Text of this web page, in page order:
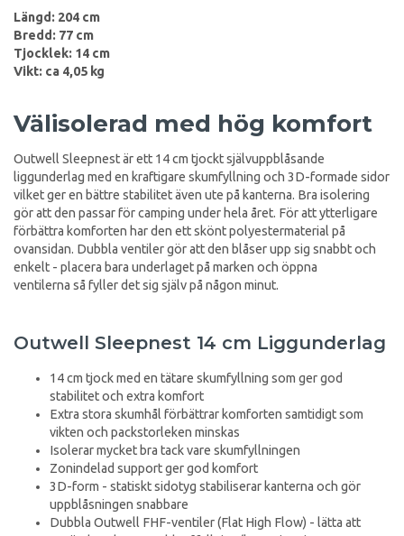
Längd: 204 cm
Bredd: 77 cm
Tjocklek: 14 cm
Vikt: ca 4,05 kg
Välisolerad med hög komfort
Outwell Sleepnest är ett 14 cm tjockt självuppblåsande
liggunderlag med en kraftigare skumfyllning och 3D-formade sidor
vilket ger en bättre stabilitet även ute på kanterna. Bra isolering
gör att den passar för camping under hela året. För att ytterligare
förbättra komforten har den ett skönt polyestermaterial på
ovansidan. Dubbla ventiler gör att den blåser upp sig snabbt och
enkelt - placera bara underlaget på marken och öppna
ventilerna så fyller det sig själv på någon minut.
Outwell Sleepnest 14 cm Liggunderlag
14 cm tjock med en tätare skumfyllning som ger god
stabilitet och extra komfort
Extra stora skumhål förbättrar komforten samtidigt som
vikten och packstorleken minskas
Isolerar mycket bra tack vare skumfyllningen
Zonindelad support ger god komfort
3D-form - statiskt sidotyg stabiliserar kanterna och gör
uppblåsningen snabbare
Dubbla Outwell FHF-ventiler (Flat High Flow) - lätta att